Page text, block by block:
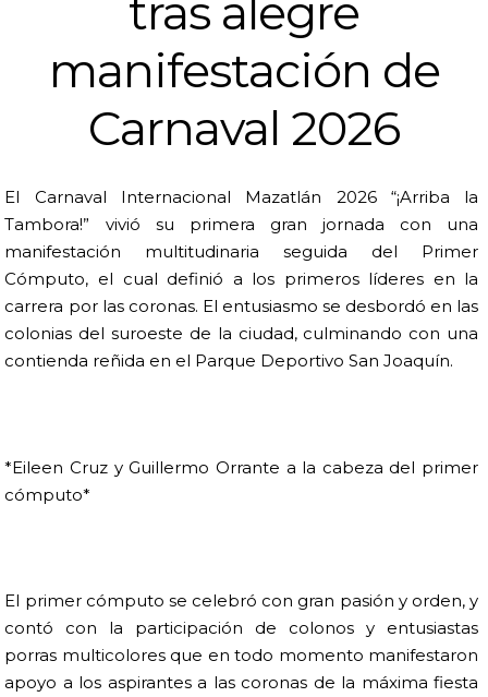
tras alegre
manifestación de
Carnaval 2026
El Carnaval Internacional Mazatlán 2026 “¡Arriba la
Tambora!” vivió su primera gran jornada con una
manifestación multitudinaria seguida del Primer
Cómputo, el cual definió a los primeros líderes en la
carrera por las coronas. El entusiasmo se desbordó en las
colonias del suroeste de la ciudad, culminando con una
contienda reñida en el Parque Deportivo San Joaquín.
*Eileen Cruz y Guillermo Orrante a la cabeza del primer
cómputo*
El primer cómputo se celebró con gran pasión y orden, y
contó con la participación de colonos y entusiastas
porras multicolores que en todo momento manifestaron
apoyo a los aspirantes a las coronas de la máxima fiesta